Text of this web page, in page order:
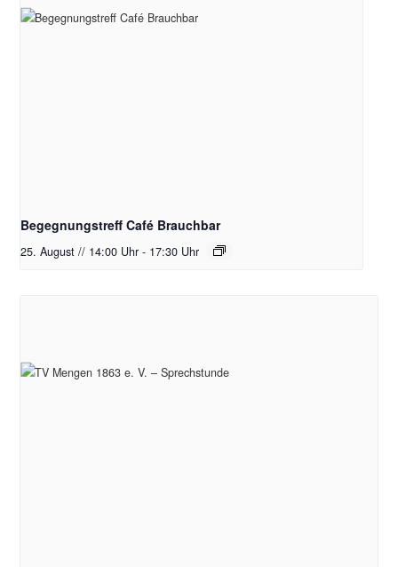
Begegnungstreff Café Brauchbar
25. August // 14:00 Uhr - 17:30 Uhr